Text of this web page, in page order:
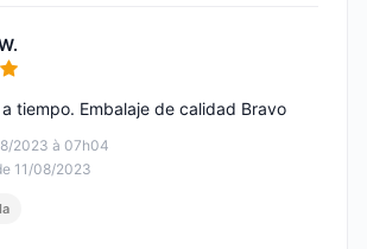
5
2023 à 07h04
11/08/2023
tiempo. Embalaje de calidad Bravo